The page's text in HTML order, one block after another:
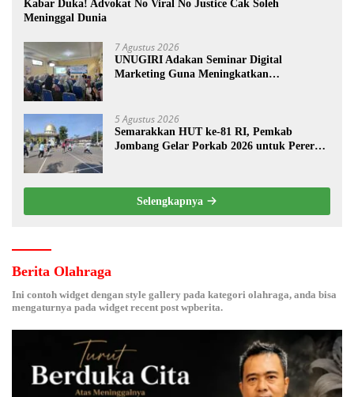
Kabar Duka! Advokat No Viral No Justice Cak Soleh
Meninggal Dunia
7 Agustus 2026
UNUGIRI Adakan Seminar Digital
Marketing Guna Meningkatkan
5 Agustus 2026
Semarakkan HUT ke-81 RI, Pemkab
Jombang Gelar Porkab 2026 untuk Pererat
Selengkapnya
Berita Olahraga
Ini contoh widget dengan style gallery pada kategori olahraga, anda bisa
mengaturnya pada widget recent post wpberita.